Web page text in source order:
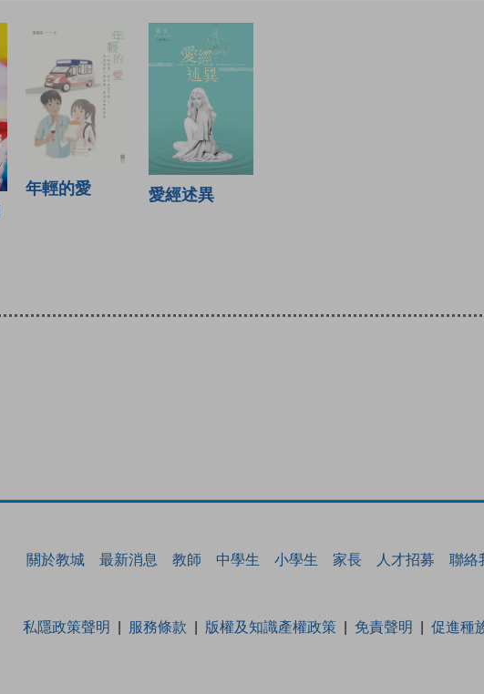
年輕的愛 愛經述異
關於教城 最新消息 教師 中學生 小學生 家長 人才招募 聯絡
私隱政策聲明 服務條款 版權及知識產權政策 免責聲明 促進種